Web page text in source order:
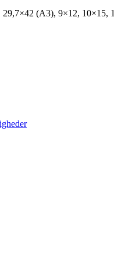
(A3), 9×12, 10×15,
Dette